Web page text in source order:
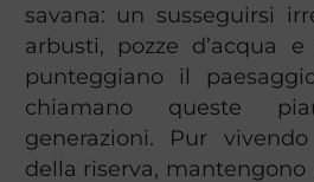
savana: un susseguirsi
arbusti, pozze d’acqua
punteggiano il
chiamano queste
generazioni. Pur
della riserva,